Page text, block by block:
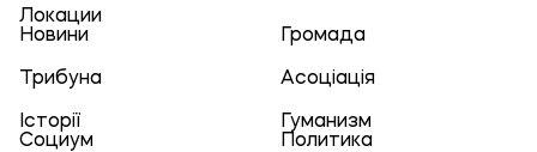
Локации
Новини
Громада
Трибуна Асоціація
Історії
Гуманизм
Социум
Политика